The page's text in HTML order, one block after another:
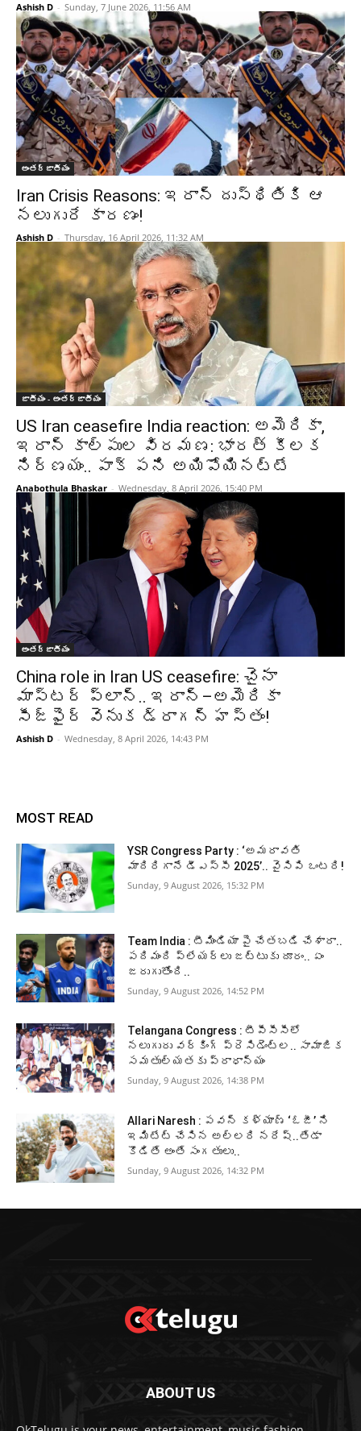
Ashish D - Sunday, 7 June 2026, 11:56 AM
అంతర్జాతీయం
Iran Crisis Reasons: ఇరాన్‌ దుస్థితికి ఆ
నలుగురే కారణం!
Ashish D - Thursday, 16 April 2026, 11:32 AM
జాతీయం - అంతర్జాతీయం
US Iran ceasefire India reaction: అమెరికా,
ఇరాన్ కాల్పుల విరమణ: భారత్ కీలక
నిర్ణయం.. పాక్ పని అయిపోయినట్టే
Anabothula Bhaskar - Wednesday, 8 April 2026, 15:40 PM
అంతర్జాతీయం
China role in Iran US ceasefire: చైనా
మాస్టర్‌ ప్లాన్‌.. ఇరాన్‌–అమెరికా
సీజ్‌ఫైర్‌ వెనుక డ్రాగన్‌ హస్తం!
Ashish D - Wednesday, 8 April 2026, 14:43 PM
MOST READ
YSR Congress Party : ‘అమరావతి
మాదిరిగానే డీఎస్సీ 2025’.. వైసిపి ఒంటరి!
Sunday, 9 August 2026, 15:32 PM
Team India : టీమిండియా పై చేతబడి చేశారా..
పదిమంది ప్లేయర్లు జట్టుకు దూరం.. ఏం
జరుగుతోంది..
Sunday, 9 August 2026, 14:52 PM
Telangana Congress : టీపీసీసీలో
నలుగురు వర్కింగ్‌ ప్రెసిడెంట్ల.. సామాజిక
సమతుల్యతకు ప్రాధాన్యం
Sunday, 9 August 2026, 14:38 PM
Allari Naresh : పవన్ కళ్యాణ్ ‘ఓజీ’ ని
ఇమిటేట్ చేసిన అల్లరి నరేష్..తేడా
కొడితే అంతే సంగతులు..
Sunday, 9 August 2026, 14:32 PM
ABOUT US